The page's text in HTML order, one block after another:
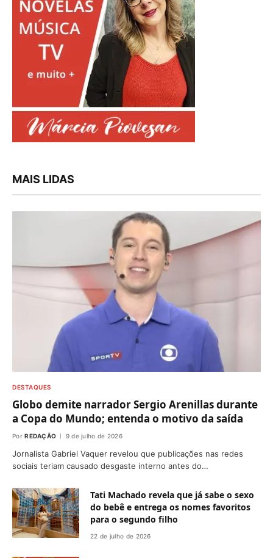
MAIS LIDAS
DESTAQUES
Globo demite narrador Sergio Arenillas durante
a Copa do Mundo; entenda o motivo da saída
Por REDAÇÃO 9 de julho de 2026
Jornalista Gabriel Vaquer revelou que publicações nas redes
sociais teriam causado desgaste interno antes do…
Tati Machado revela que já sabe o sexo
do bebê e entrega os nomes favoritos
para o segundo filho
22 de julho de 2026